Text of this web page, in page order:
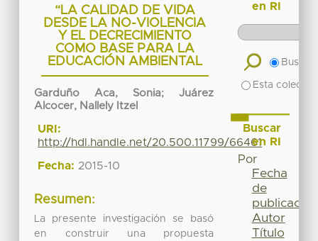
“LA CALIDAD DE VIDA
DESDE LA NO-VIOLENCIA
Y EL DECRECIMIENTO
COMO BASE PARA LA
EDUCACIÓN AMBIENTAL
Garduño Aca, Sonia;Juárez
Alcocer, Nallely Itzel
URI:
http://hdl.handle.net/20.500.11799/66461
Fecha: 2015-10
Resumen:
La presente investigación se basó
en construir una propuesta
en RI
Buscar
Esta
Buscar
en RI
Por
Fecha
de
publicación
Autor
Título